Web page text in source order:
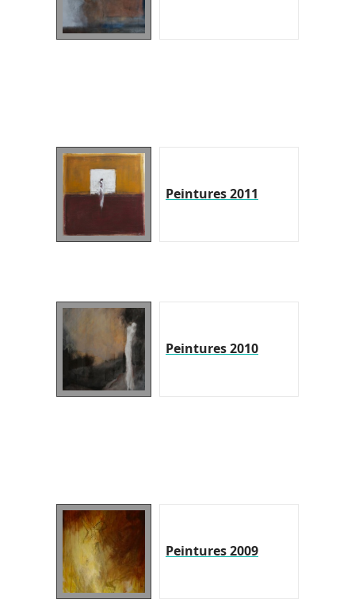
Peintures 2011
Peintures 2010
Peintures 2009